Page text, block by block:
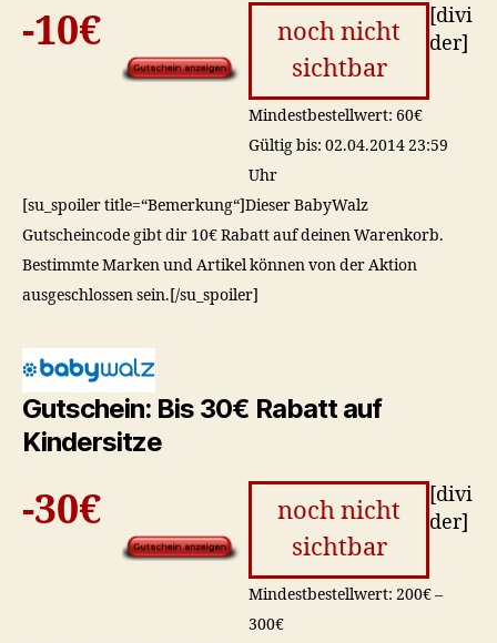
-10€
noch nicht
sichtbar
Mindestbestellwert: 60€
Gültig bis: 02.04.2014 23:59
Uhr
[su_spoiler title=“Bemerkung“]Dieser BabyWalz
Gutscheincode gibt dir 10€ Rabatt auf deinen Warenkorb.
Bestimmte Marken und Artikel können von der Aktion
ausgeschlossen sein.[/su_spoiler]
[divi
der]
Gutschein: Bis 30€ Rabatt auf
Kindersitze
-30€
noch nicht
sichtbar
Mindestbestellwert: 200€ –
300€
[divi
der]